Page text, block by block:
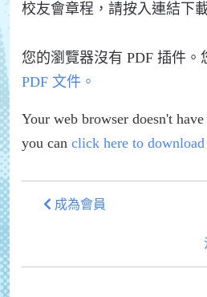
校友會章程，請按入連結下
您的瀏覽器沒有 PDF 插件。
PDF 文件。
Your web browser doesn't
you can click here to
成為會員